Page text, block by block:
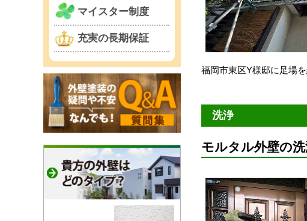
福岡市東区Y様邸に足場
洗浄
モルタル外壁の
マイスター制度
充実の長期保証